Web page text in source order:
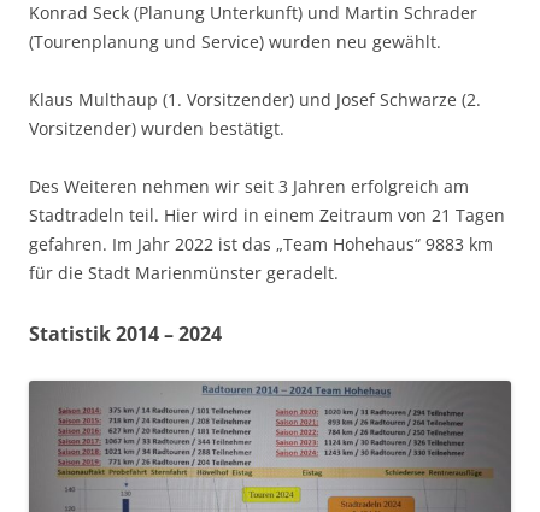
Konrad Seck (Planung Unterkunft) und Martin Schrader
(Tourenplanung und Service) wurden neu gewählt.
Klaus Multhaup (1. Vorsitzender) und Josef Schwarze (2.
Vorsitzender) wurden bestätigt.
Des Weiteren nehmen wir seit 3 Jahren erfolgreich am
Stadtradeln teil. Hier wird in einem Zeitraum von 21 Tagen
gefahren. Im Jahr 2022 ist das „Team Hohehaus“ 9883 km
für die Stadt Marienmünster geradelt.
Statistik 2014 – 2024